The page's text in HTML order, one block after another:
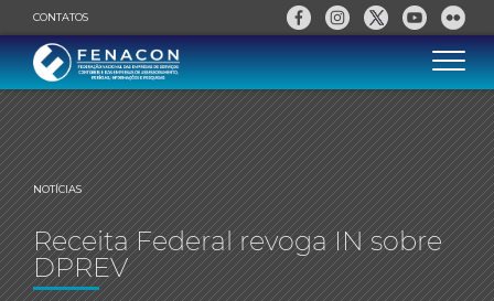
CONTATOS
NOTÍCIAS
Receita Federal revoga IN sobre
DPREV